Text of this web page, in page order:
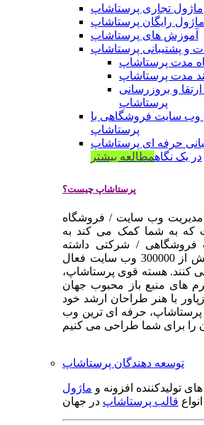
ماژول تجاری پرستاشاپ
ماژول رایگان پرستاشاپ
آموزش های پرستاشاپ
و پشتیبانی پرستاشاپ
مدت پرستاشاپ
مدت پرستاشاپ
و بروزرسانی
پرستاشاپ
سایت فروشگاهی با
پرستاشاپ
حرفه ای پرستاشاپ
در یک نگاهمطالعه بیشتر
پرستاشاپ چیست؟
وب سایت / فروشگاه
که به شما کمک می کند به
/ شرکتی داشته
باشید. در حال حاضر بیش از 300000 وب سایت فعال
کنند. هسته قوی پرستاشاپ،
های منبع باز محبوب جهان
با هنر طراحان ارشد خود
پرستاشاپ، حرفه ای ترین وب
توسعه دهندگان پرستاشاپ
تولیدکننده افزونه و ماژول
قالب پرستاشاپ در جهان